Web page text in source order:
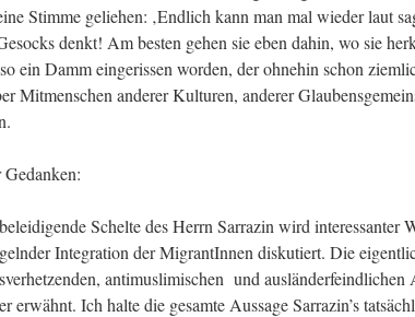
Stimme geliehen: ‚Endlich kann man mal wieder laut
denkt! Am besten gehen sie eben dahin, wo sie
ein Damm eingerissen worden, der ohnehin schon
Mitmenschen anderer Kulturen, anderer
Schelte des Herrn Sarrazin wird interessanter
Integration der MigrantInnen diskutiert. Die
antimuslimischen und ausländerfeindlichen
erwähnt. Ich halte die gesamte Aussage Sarrazin’s